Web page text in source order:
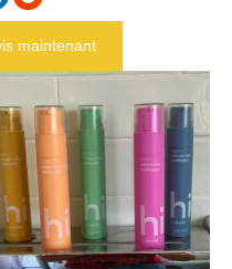
maintenant